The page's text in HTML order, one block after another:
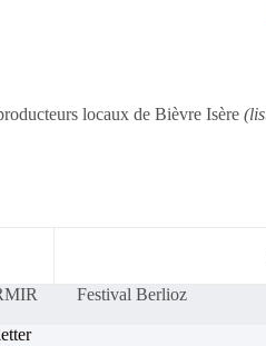
locaux de Bièvre Isère
Festival Berlioz